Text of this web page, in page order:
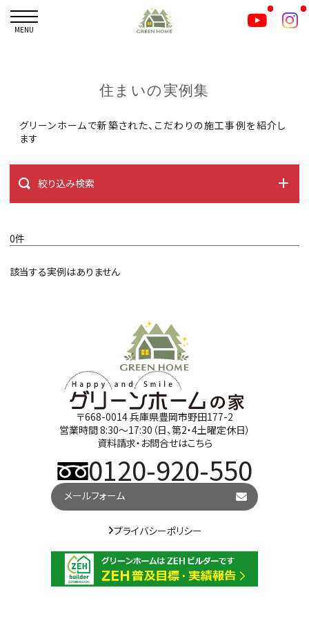
MENU
住まいの実例集
グリーンホームで新築された、こだわりの施工事例を紹介し
ます
絞り込み検索
0件
該当する実例はありません
〒668-0014 兵庫県豊岡市野田177-2
営業時間 8:30～17:30（日、第2・4土曜定休日）
資料請求・お問合せはこちら
0120-920-550
メールフォーム
プライバシーポリシー